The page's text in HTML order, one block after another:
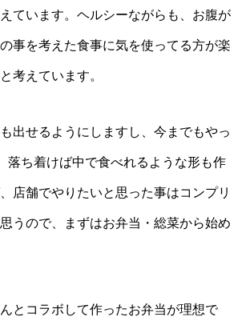
ています。ヘルシーながらも、お腹が
事を考えた食事に気を使ってる方が楽
考えています。
出せるようにしますし、今までもやっ
落ち着けば中で食べれるような形も作
店舗でやりたいと思った事はコンプリ
うので、まずはお弁当・総菜から始め
とコラボして作ったお弁当が理想で